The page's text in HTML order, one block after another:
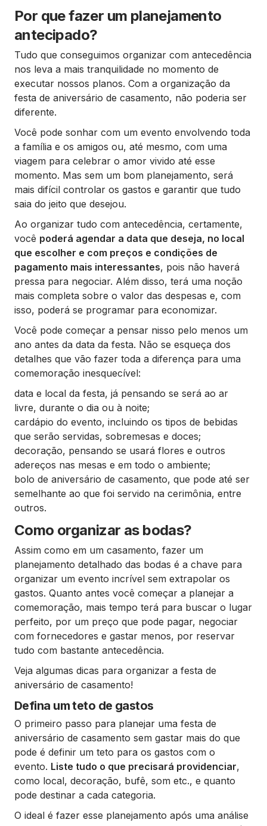
Por que fazer um planejamento
antecipado?
Tudo que conseguimos organizar com antecedência
nos leva a mais tranquilidade no momento de
executar nossos planos. Com a organização da
festa de aniversário de casamento, não poderia ser
diferente.
Você pode sonhar com um evento envolvendo toda
a família e os amigos ou, até mesmo, com uma
viagem para celebrar o amor vivido até esse
momento. Mas sem um bom planejamento, será
mais difícil controlar os gastos e garantir que tudo
saia do jeito que desejou.
Ao organizar tudo com antecedência, certamente,
você poderá agendar a data que deseja, no local
que escolher e com preços e condições de
pagamento mais interessantes, pois não haverá
pressa para negociar. Além disso, terá uma noção
mais completa sobre o valor das despesas e, com
isso, poderá se programar para economizar.
Você pode começar a pensar nisso pelo menos um
ano antes da data da festa. Não se esqueça dos
detalhes que vão fazer toda a diferença para uma
comemoração inesquecível:
data e local da festa, já pensando se será ao ar
livre, durante o dia ou à noite;
cardápio do evento, incluindo os tipos de bebidas
que serão servidas, sobremesas e doces;
decoração, pensando se usará flores e outros
adereços nas mesas e em todo o ambiente;
bolo de aniversário de casamento, que pode até ser
semelhante ao que foi servido na cerimônia, entre
outros.
Como organizar as bodas?
Assim como em um casamento, fazer um
planejamento detalhado das bodas é a chave para
organizar um evento incrível sem extrapolar os
gastos. Quanto antes você começar a planejar a
comemoração, mais tempo terá para buscar o lugar
perfeito, por um preço que pode pagar, negociar
com fornecedores e gastar menos, por reservar
tudo com bastante antecedência.
Veja algumas dicas para organizar a festa de
aniversário de casamento!
Defina um teto de gastos
O primeiro passo para planejar uma festa de
aniversário de casamento sem gastar mais do que
pode é definir um teto para os gastos com o
evento. Liste tudo o que precisará providenciar,
como local, decoração, bufê, som etc., e quanto
pode destinar a cada categoria.
O ideal é fazer esse planejamento após uma análise